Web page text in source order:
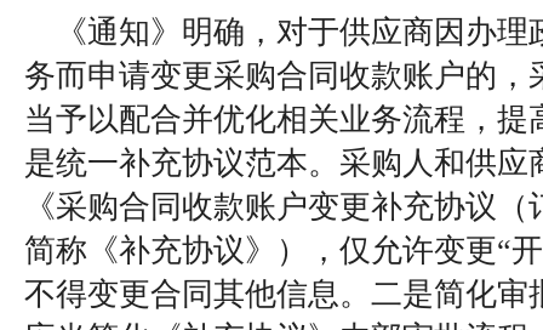
《通知》明确，对于供应商因办
务而申请变更采购合同收款账户的，
当予以配合并优化相关业务流程，提
是统一补充协议范本。采购人和供应
《采购合同收款账户变更补充协议
简称《补充协议》），仅允许变更“
不得变更合同其他信息。二是简化审